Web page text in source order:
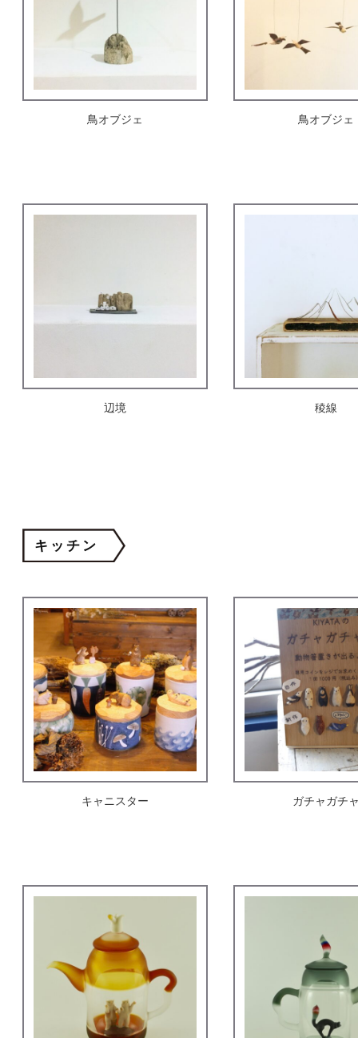
鳥オブジェ 鳥オブジェ
辺境 稜線
キッチン
キャニスター ガチャガチ